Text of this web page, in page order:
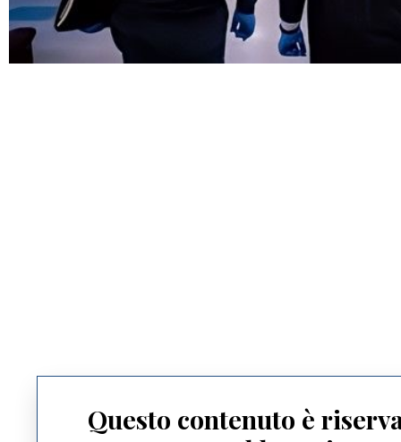
Questo contenuto è